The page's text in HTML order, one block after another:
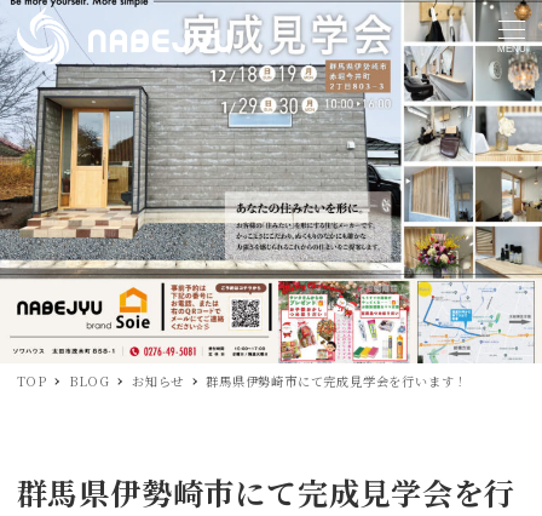
MENU
TOP BLOG お知らせ 群馬県伊勢崎市にて完成見学会を行います！
群馬県伊勢崎市にて完成見学会を行